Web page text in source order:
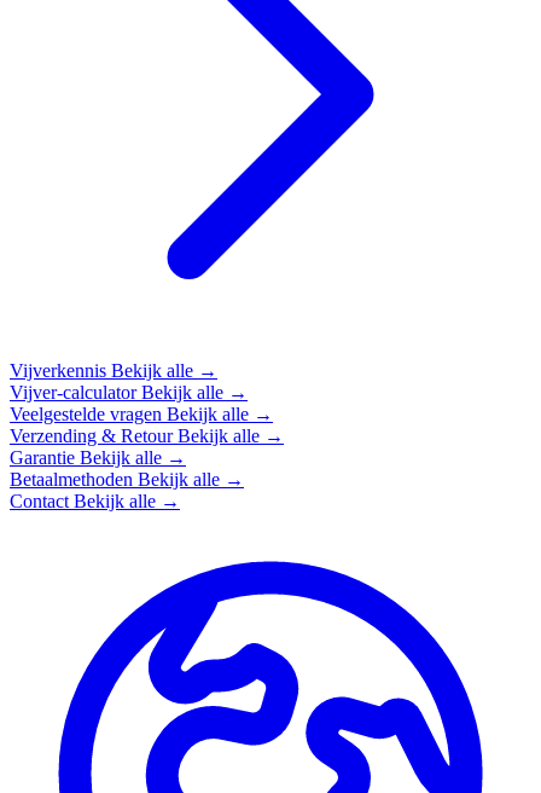
Vijverkennis Bekijk alle →
Vijver-calculatorBekijk alle →
Veelgestelde vragen Bekijk alle →
Verzending & RetourBekijk alle →
Garantie Bekijk alle →
Betaalmethoden Bekijk alle →
Contact Bekijk alle →